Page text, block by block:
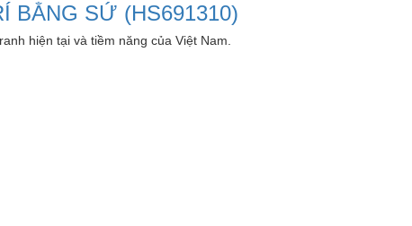
BẰNG SỨ (HS691310)
hiện tại và tiềm năng của Việt Nam.